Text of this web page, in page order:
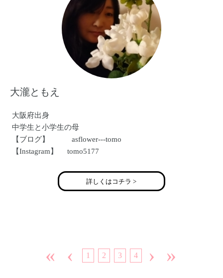
大瀧ともえ
大阪府出身
中学生と小学生の母
【ブログ】 asflower---tomo
【Instagram】 tomo5177
詳しくはコチラ >
« ‹ 1 2 3 4 › »